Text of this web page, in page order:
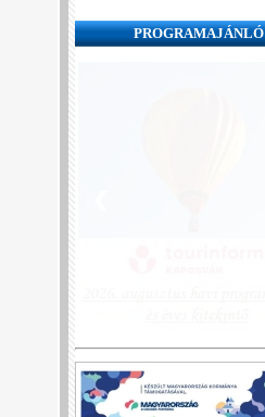
PROGRAMAJÁNLÓ